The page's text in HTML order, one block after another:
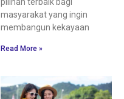
masyarakat yang ingin
membangun kekayaan
Read More »